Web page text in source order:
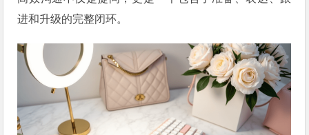
进和升级的完整闭环。